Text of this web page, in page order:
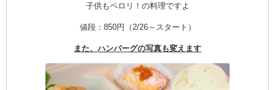
子供もペロリ！の料理ですよ
値段：850円（2/26～スタート）
また、ハンバーグの写真も変えます